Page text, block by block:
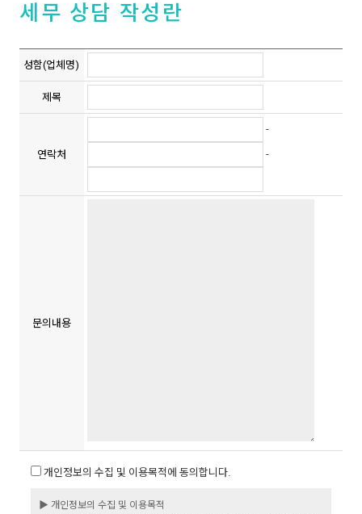
세무 상담 작성란
성함(업체명)
제목
연락처
-
-
문의내용
개인정보의 수집 및 이용목적에 동의합니다.